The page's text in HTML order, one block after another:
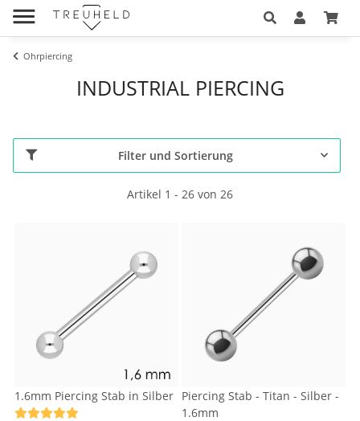
Ohrpiercing
INDUSTRIAL PIERCING
Filter und Sortierung
Artikel 1 - 26 von 26
1.6mm Piercing Stab in Silber
Piercing Stab - Titan - Silber -
1.6mm